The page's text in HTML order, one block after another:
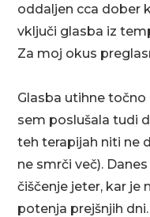
oddaljen cca dober
vključi glasba iz
Za moj okus
Glasba utihne
sem poslušala tudi
teh terapijah niti ne
ne smrči več).
čiščenje jeter, kar je
potenja prejšnjih